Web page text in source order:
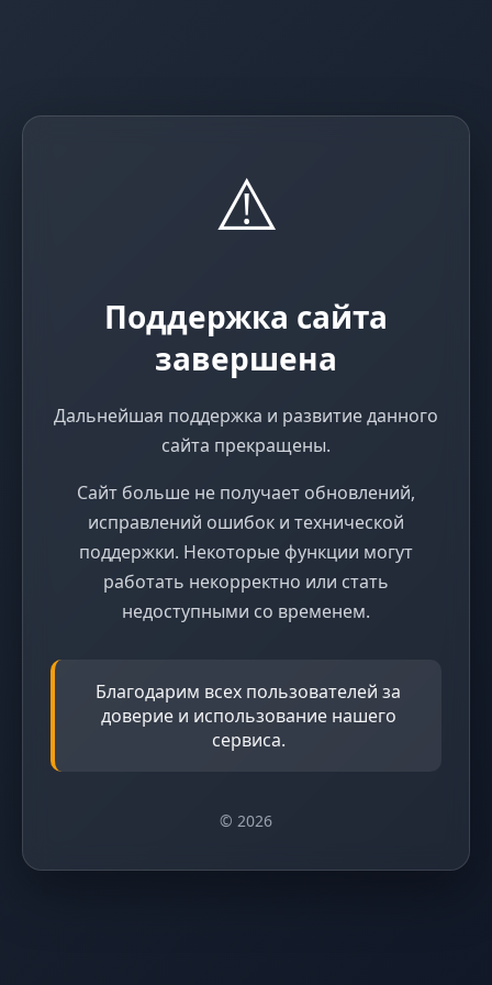
⚠️
Поддержка сайта
завершена
Дальнейшая поддержка и развитие данного
сайта прекращены.
Сайт больше не получает обновлений,
исправлений ошибок и технической
поддержки. Некоторые функции могут
работать некорректно или стать
недоступными со временем.
Благодарим всех пользователей за
доверие и использование нашего
сервиса.
© 2026